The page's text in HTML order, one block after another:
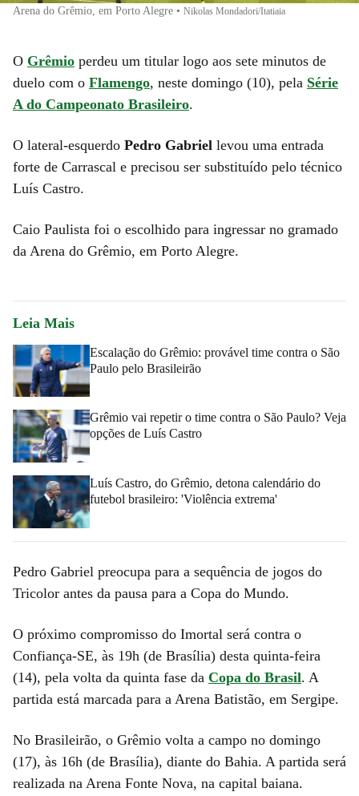
Arena do Grêmio, em Porto Alegre • Nikolas Mondadori/Itatiaia
O Grêmio perdeu um titular logo aos sete minutos de
duelo com o Flamengo, neste domingo (10), pela Série
A do Campeonato Brasileiro.
O lateral-esquerdo Pedro Gabriel levou uma entrada
forte de Carrascal e precisou ser substituído pelo técnico
Luís Castro.
Caio Paulista foi o escolhido para ingressar no gramado
da Arena do Grêmio, em Porto Alegre.
Leia Mais
Escalação do Grêmio: provável time contra o São
Paulo pelo Brasileirão
Grêmio vai repetir o time contra o São Paulo? Veja
opções de Luís Castro
Luís Castro, do Grêmio, detona calendário do
futebol brasileiro: 'Violência extrema'
Pedro Gabriel preocupa para a sequência de jogos do
Tricolor antes da pausa para a Copa do Mundo.
O próximo compromisso do Imortal será contra o
Confiança-SE, às 19h (de Brasília) desta quinta-feira
(14), pela volta da quinta fase da Copa do Brasil. A
partida está marcada para a Arena Batistão, em Sergipe.
No Brasileirão, o Grêmio volta a campo no domingo
(17), às 16h (de Brasília), diante do Bahia. A partida será
realizada na Arena Fonte Nova, na capital baiana.